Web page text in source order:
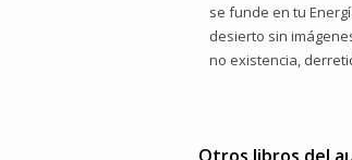
se funde en tu
desierto sin
no existencia,
Otros libros del